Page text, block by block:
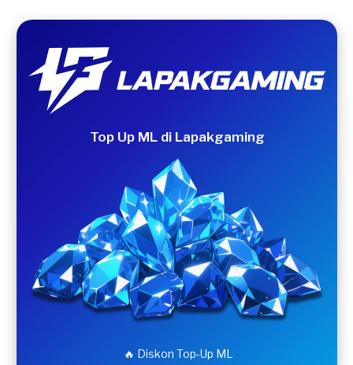
Top Up ML di Lapakgaming
🔥 Diskon Top-Up ML